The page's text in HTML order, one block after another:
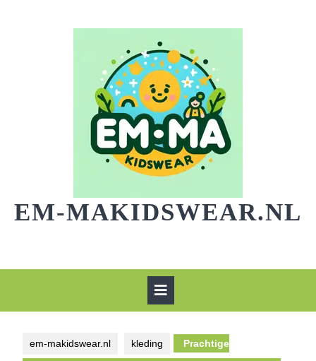
EM-MAKIDSWEAR.NL
em-makidswear.nl kleding Prachtige